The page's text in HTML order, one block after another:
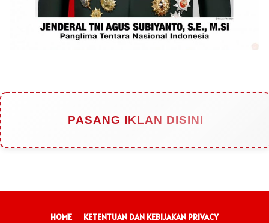
PASANG IKLAN DISINI
HOME
KETENTUAN DAN KEBIJAKAN PRIVACY